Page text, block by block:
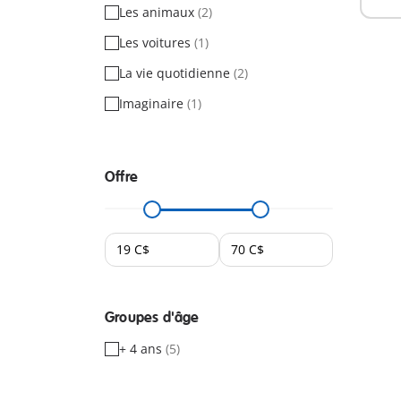
Les animaux (2)
Les voitures (1)
La vie quotidienne (2)
Imaginaire (1)
Offre
Groupes d'âge
+ 4 ans (5)